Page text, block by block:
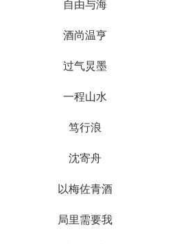
自由与海
酒尚温亨
过气炅墨
一程山水
笃行浪
沈寄舟
以梅佐青酒
局里需要我